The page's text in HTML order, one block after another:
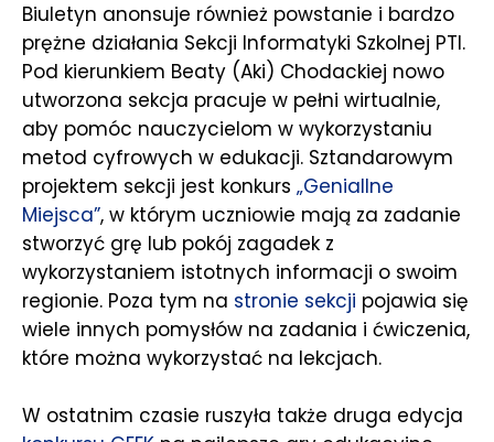
Biuletyn anonsuje również powstanie i bardzo
prężne działania Sekcji Informatyki Szkolnej PTI.
Pod kierunkiem Beaty (Aki) Chodackiej nowo
utworzona sekcja pracuje w pełni wirtualnie,
aby pomóc nauczycielom w wykorzystaniu
metod cyfrowych w edukacji. Sztandarowym
projektem sekcji jest konkurs „Geniallne
Miejsca”, w którym uczniowie mają za zadanie
stworzyć grę lub pokój zagadek z
wykorzystaniem istotnych informacji o swoim
regionie. Poza tym na stronie sekcji pojawia się
wiele innych pomysłów na zadania i ćwiczenia,
które można wykorzystać na lekcjach.
W ostatnim czasie ruszyła także druga edycja